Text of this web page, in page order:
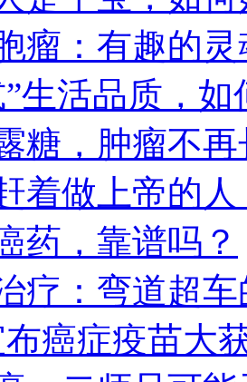
瘤：有趣的
生活品质，如
糖，肿瘤不
着做上帝的
药，靠谱吗？
疗：弯道超
癌症疫苗大